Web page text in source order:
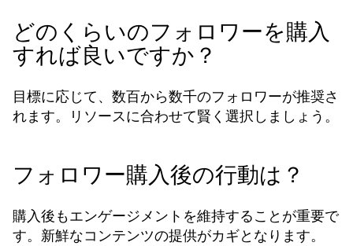
どのくらいのフォロワーを購入
すれば良いですか？
目標に応じて、数百から数千のフォロワーが推奨さ
れます。リソースに合わせて賢く選択しましょう。
フォロワー購入後の行動は？
購入後もエンゲージメントを維持することが重要で
す。新鮮なコンテンツの提供がカギとなります。